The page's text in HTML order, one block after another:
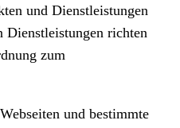
und Dienstleistungen
Dienstleistungen richten
zum
und bestimmte